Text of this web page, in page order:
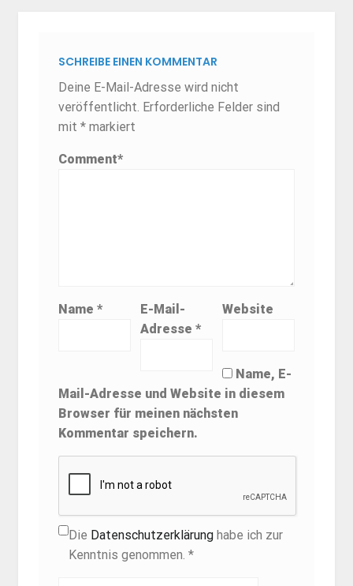
SCHREIBE EINEN KOMMENTAR
Deine E-Mail-Adresse wird nicht
veröffentlicht. Erforderliche Felder sind
mit* markiert
Comment*
Name*
E-Mail-
Adresse *
Website
Name, E-
Mail-Adresse und Website in diesem
Browser für meinen nächsten
Kommentar speichern.
Die Datenschutzerklärunghabe ich zur
Kenntnis genommen. *